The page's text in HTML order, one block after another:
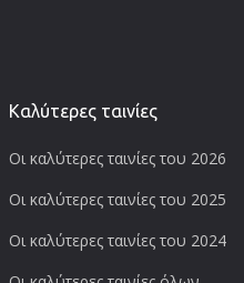
Καλύτερες ταινίες
Οι καλύτερες ταινίες του 2026
Οι καλύτερες ταινίες του 2025
Οι καλύτερες ταινίες του 2024